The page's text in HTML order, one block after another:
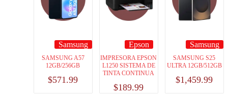
Samsung
SAMSUNG A57
12GB/256GB
$571.99
Epson
IMPRESORA EPSON
L1250 SISTEMA DE
TINTA CONTINUA
$189.99
Samsung
SAMSUNG S25
ULTRA 12GB/512GB
$1,459.99